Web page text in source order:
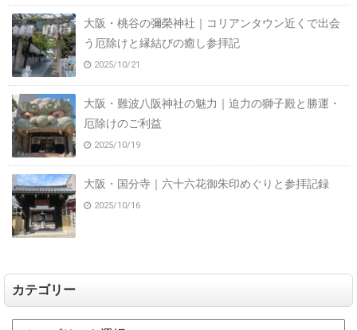
大阪・桃谷の彌榮神社｜コリアンタウン近くで出会
う厄除けと縁結びの癒し参拝記
2025/10/21
大阪・難波八阪神社の魅力｜迫力の獅子殿と勝運・
厄除けのご利益
2025/10/19
大阪・国分寺｜六十六花御朱印めぐりと参拝記録
2025/10/16
カテゴリー